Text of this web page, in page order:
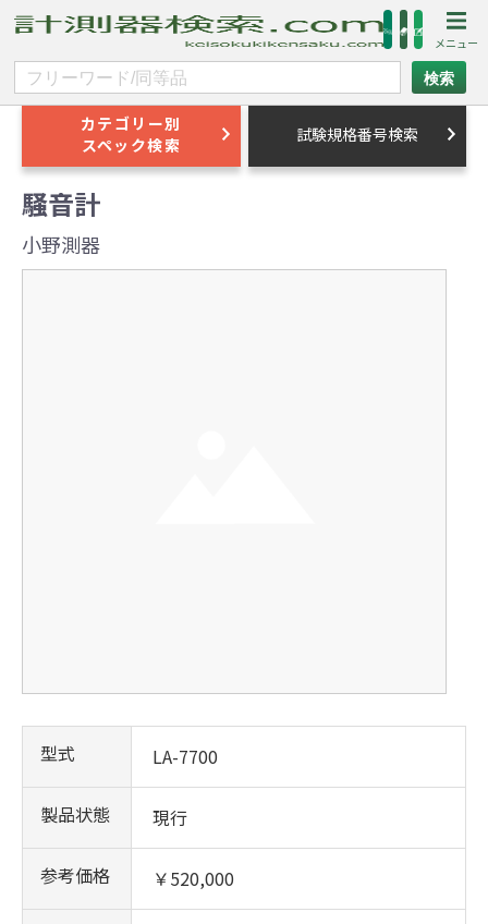
カテゴリー別
スペック検索
試験規格番号検索
騒音計
小野測器
型式 LA-7700
製品状態 現行
参考価格 ￥520,000